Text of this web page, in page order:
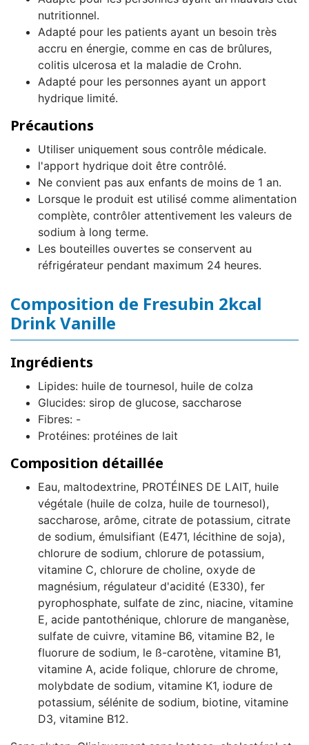
nutritionnel.
Adapté pour les patients ayant un besoin très
accru en énergie, comme en cas de brûlures,
colitis ulcerosa et la maladie de Crohn.
Adapté pour les personnes ayant un apport
hydrique limité.
Précautions
Utiliser uniquement sous contrôle médicale.
l'apport hydrique doit être contrôlé.
Ne convient pas aux enfants de moins de 1 an.
Lorsque le produit est utilisé comme alimentation
complète, contrôler attentivement les valeurs de
sodium à long terme.
Les bouteilles ouvertes se conservent au
réfrigérateur pendant maximum 24 heures.
Composition de Fresubin 2kcal
Drink Vanille
Ingrédients
Lipides: huile de tournesol, huile de colza
Glucides: sirop de glucose, saccharose
Fibres: -
Protéines: protéines de lait
Composition détaillée
Eau, maltodextrine, PROTÉINES DE LAIT, huile
végétale (huile de colza, huile de tournesol),
saccharose, arôme, citrate de potassium, citrate
de sodium, émulsifiant (E471, lécithine de soja),
chlorure de sodium, chlorure de potassium,
vitamine C, chlorure de choline, oxyde de
magnésium, régulateur d'acidité (E330), fer
pyrophosphate, sulfate de zinc, niacine, vitamine
E, acide pantothénique, chlorure de manganèse,
sulfate de cuivre, vitamine B6, vitamine B2, le
fluorure de sodium, le ß-carotène, vitamine B1,
vitamine A, acide folique, chlorure de chrome,
molybdate de sodium, vitamine K1, iodure de
potassium, sélénite de sodium, biotine, vitamine
D3, vitamine B12.